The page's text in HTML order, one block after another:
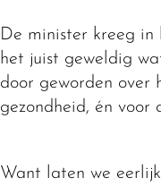
De minister kreeg
het juist geweldig
door geworden over
gezondheid, én voor
Want laten we